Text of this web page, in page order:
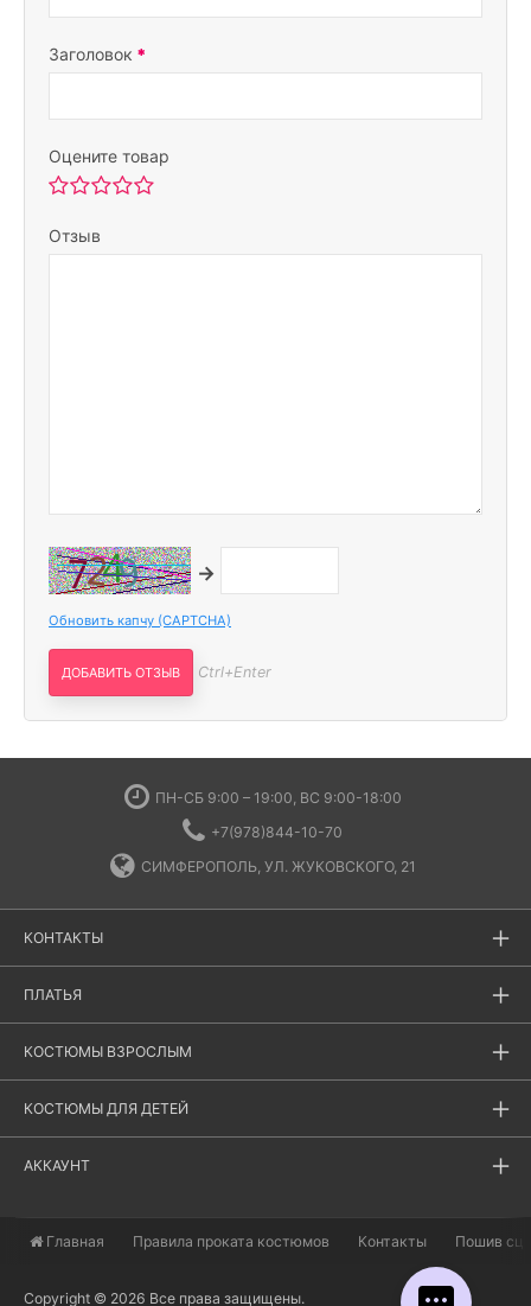
Заголовок
Оцените товар
Отзыв
→
Обновить капчу (CAPTCHA)
Ctrl+Enter
ПН-СБ 9:00 – 19:00, ВС 9:00-18:00
+7(978)844-10-70
СИМФЕРОПОЛЬ, УЛ. ЖУКОВСКОГО, 21
КОНТАКТЫ
ПЛАТЬЯ
КОСТЮМЫ ВЗРОСЛЫМ
КОСТЮМЫ ДЛЯ ДЕТЕЙ
АККАУНТ
Главная ​Правила проката костюмов Контакты Пошив
Copyright © 2026 Все права защищены.